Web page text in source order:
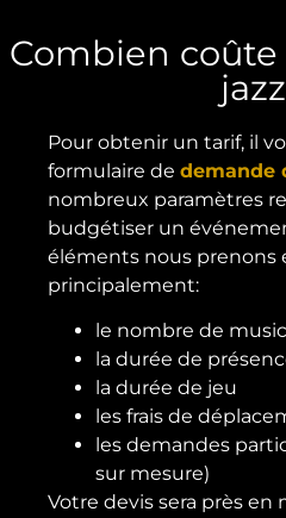
Combien
Pour obtenir un tarif, il
formulaire de demande
nombreux paramètres
budgétiser un
éléments nous prenons
principalement:
le nombre de
la durée de
la durée de jeu
les frais de
les demandes
sur mesure)
Votre devis sera près en